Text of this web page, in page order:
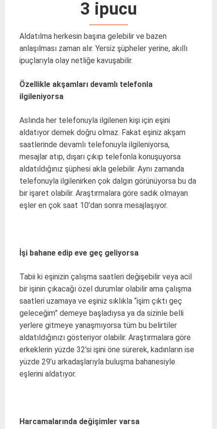
3 ipucu
Aldatılma herkesin başına gelebilir ve bazen
anlaşılması zaman alır. Yersiz şüpheler yerine, akıllı
ipuçlarıyla olay netliğe kavuşabilir.
Özellikle akşamları devamlı telefonla
ilgileniyorsa
Aslında her telefonuyla ilgilenen kişi için eşini
aldatıyor demek doğru olmaz. Fakat eşiniz akşam
saatlerinde devamlı telefonuyla ilgileniyorsa,
mesajlar atıp, dışarı çıkıp telefonla konuşuyorsa
aldatıldığınız şüphesi akla gelebilir. Aynı zamanda
telefonuyla ilgilenirken çok dalgın görünüyorsa bu da
bir işaret olabilir. Araştırmalara göre sadık olmayan
eşler en çok saat 10’dan sonra mesajlaşıyor.
İşi bahane edip eve geç geliyorsa
Tabii ki eşinizin çalışma saatleri değişebilir veya acil
bir işinin çıkacağı özel durumlar olabilir ama çalışma
saatleri uzamaya ve eşiniz sıklıkla “işim çıktı geç
geleceğim” demeye başladıysa ya da sizinle belli
yerlere gitmeye yanaşmıyorsa tüm bu belirtiler
aldatıldığınızı gösteriyor olabilir. Araştırmalara göre
erkeklerin yüzde 32’si işini öne sürerek, kadınların ise
yüzde 29’u arkadaşlarıyla buluşma bahanesiyle
eşlerini aldatıyor.
Harcamalarında değişimler varsa